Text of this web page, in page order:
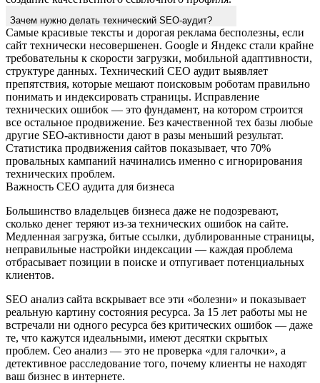
Зачем нужно делать технический SEO-аудит?
Самые красивые тексты и дорогая реклама бесполезны, если
сайт технически несовершенен. Google и Яндекс стали крайне
требовательны к скорости загрузки, мобильной адаптивности,
структуре данных. Технический СЕО аудит выявляет
препятствия, которые мешают поисковым роботам правильно
понимать и индексировать страницы. Исправление
технических ошибок — это фундамент, на котором строится
все остальное продвижение. Без качественной тех базы любые
другие SEO-активности дают в разы меньший результат.
Статистика продвижения сайтов показывает, что 70%
провальных кампаний начинались именно с игнорирования
технических проблем.
Важность СЕО аудита для бизнеса
Большинство владельцев бизнеса даже не подозревают,
сколько денег теряют из-за технических ошибок на сайте.
Медленная загрузка, битые ссылки, дублированные страницы,
неправильные настройки индексации — каждая проблема
отбрасывает позиции в поиске и отпугивает потенциальных
клиентов.
SEO анализ сайта вскрывает все эти «болезни» и показывает
реальную картину состояния ресурса. За 15 лет работы мы не
встречали ни одного ресурса без критических ошибок — даже
те, что кажутся идеальными, имеют десятки скрытых
проблем. Сео анализ — это не проверка «для галочки», а
детективное расследование того, почему клиенты не находят
ваш бизнес в интернете.